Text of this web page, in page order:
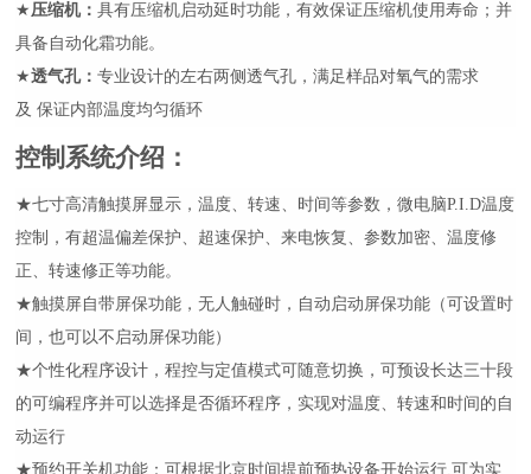
★ 压缩机：具有压缩机启动延时功能，有效保证压缩机使用寿命；并
具备自动化霜功能。
★透气孔：专业设计的左右两侧透气孔，满足样品对氧气的需求
及 保证内部温度均匀循环
控制系统介绍 ：
★七寸高清触摸屏显示，温度、转速、时间等参数 ，微电脑P.I.D温度
控制，有超温偏差保护、超速保护、来电恢复、参数加密、温度修
正、转速修正等功能。
★触摸屏自带屏保功能，无人触碰时，自动启动屏保功能（可设置时
间，也可以不启动屏保功能）
★个性化程序设计，程控与定值模式可随意切换，可预设长达三十段
的可编程序并可以选择是否循环程序 ，实现对温度、转速和时间的 自
动运行
★预约开关机功能：可根据北京时间提前预热设备开始运行,可为实